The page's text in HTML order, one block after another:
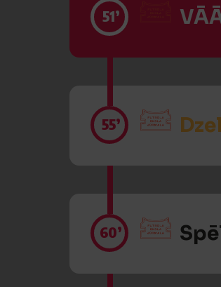
51’
55’
60’